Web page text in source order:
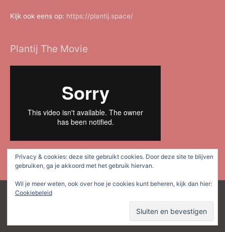
Kijk ook eens op: https://plantij.space/
Plantij The Movie
Plan Tij Dordrecht| Mede mogelijk gemaakt
Astra WordPress thema
Privacy & cookies: deze site gebruikt cookies. Door deze site te blijven
gebruiken, ga je akkoord met het gebruik hiervan.
Wil je meer weten, ook over hoe je cookies kunt beheren, kijk dan hier:
Cookiebeleid